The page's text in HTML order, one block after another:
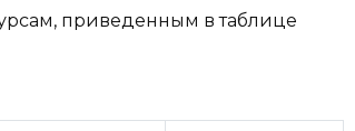
приведенным в таблице